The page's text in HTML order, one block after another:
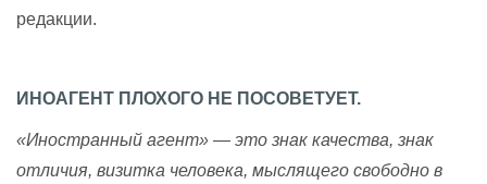
редакции.
ИНОАГЕНТ ПЛОХОГО НЕ ПОСОВЕТУЕТ.
«Иностранный агент» — это знак качества, знак
отличия, визитка человека, мыслящего свободно в